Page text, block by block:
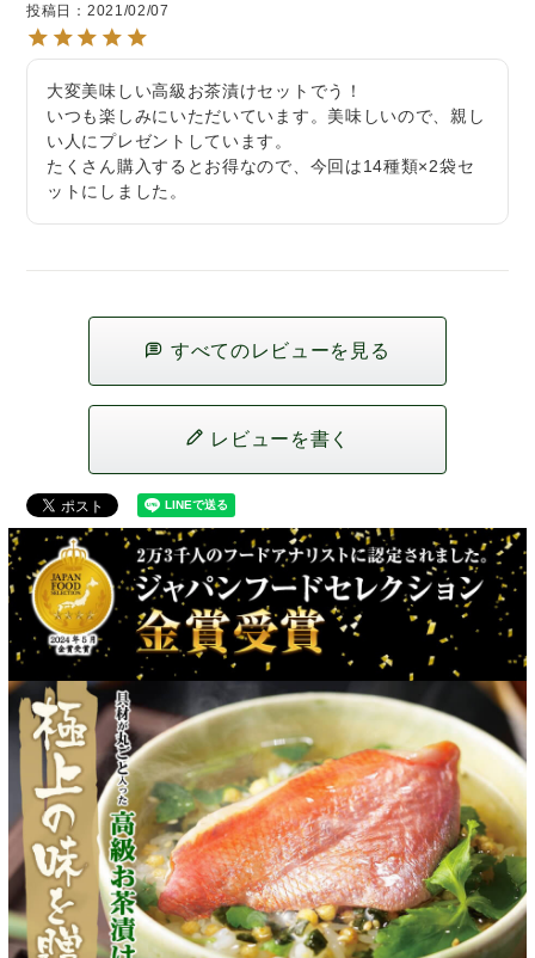
投稿日
2021/02/07
大変美味しい高級お茶漬けセットでう！
いつも楽しみにいただいています。美味しいので、親し
い人にプレゼントしています。
たくさん購入するとお得なので、今回は14種類×2袋セ
ットにしました。
すべてのレビューを見る
レビューを書く